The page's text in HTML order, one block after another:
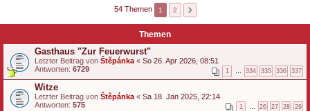
54 Themen 1 2
Themen
Gasthaus "Zur Feuerwurst"
Letzter Beitrag von Štěpánka « So 26. Apr 2026, 08:51
Antworten: 6729 1 334 335 336 337
Witze
Letzter Beitrag von Štěpánka « Sa 18. Jan 2025, 22:14
Antworten: 575 1 26 27 28 29